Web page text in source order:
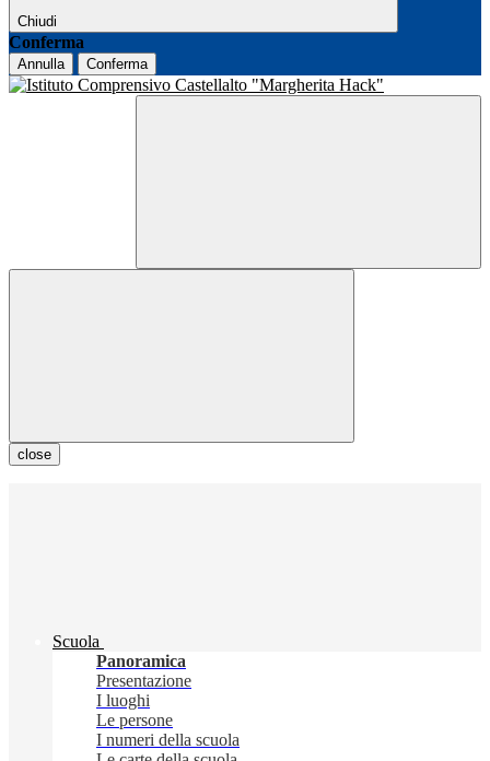
Chiudi
Conferma
Annulla Conferma
close
Scuola
Panoramica
Presentazione
I luoghi
Le persone
I numeri della scuola